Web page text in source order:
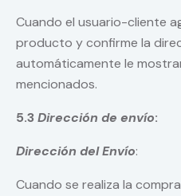
Cuando el usuario-cliente
producto y confirme la
automáticamente le
mencionados.
5.3 Dirección de envío:
Dirección del Envío:
Cuando se realiza la